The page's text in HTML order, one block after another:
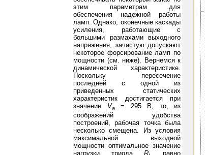
этим параметрам для
обеспечения надежной работы
ламп. Однако, оконечные каскады
усиления, работающие с
большими размахами выходного
напряжения, зачастую допускают
некоторое форсирование ламп по
мощности (см. ниже). Вернемся к
динамической характеристике.
Поскольку пересечение
последней с одной из
приведенных статических
характеристик достигается при
значении Va
= 295 В, то, из
соображений удобства
построений, рабочая точка была
несколько смещена. Из условия
максимальной выходной
мощности оптимальное значение
нагрузки триодаR
равно